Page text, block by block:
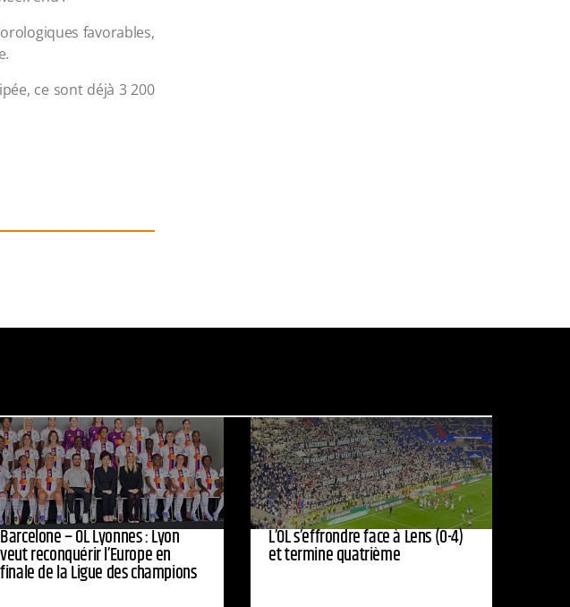
favorables,
ce sont déjà 3 200
Barcelone – OL Lyonnes : Lyon
veut reconquérir l’Europe en
finale de la Ligue des champions
L’OL s’effrondre face à Lens (0-4)
et termine quatrième